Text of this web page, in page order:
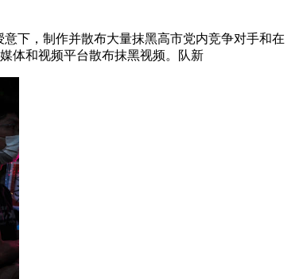
意下，制作并散布大量抹黑高市党内竞争对手和在
体和视频平台散布抹黑视频。队新